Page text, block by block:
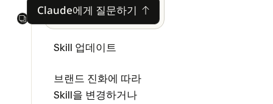
Next
Claude에게 질문하기Claude에게 질문하기
Skill 업데이트
브랜드 진화에 따라
Skill을 변경하거나